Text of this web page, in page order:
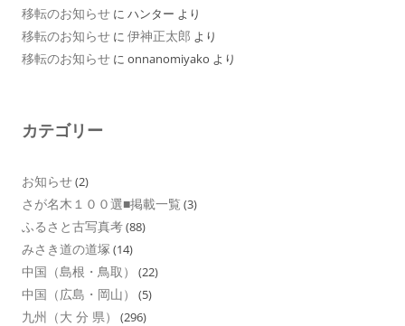
移転のお知らせ に ハンター より
移転のお知らせ に 伊神正太郎 より
移転のお知らせ に onnanomiyako より
カテゴリー
お知らせ(2)
さが名木１００選■掲載一覧 (3)
ふるさと古写真考(88)
みさき道の道塚 (14)
中国（島根・鳥取） (22)
中国（広島・岡山） (5)
九州（大 分 県） (296)